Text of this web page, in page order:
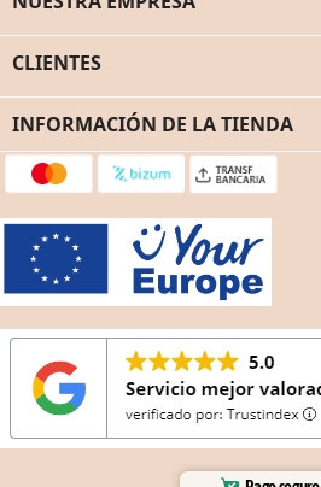
CLIENTES
INFORMACIÓN DE LA TIENDA